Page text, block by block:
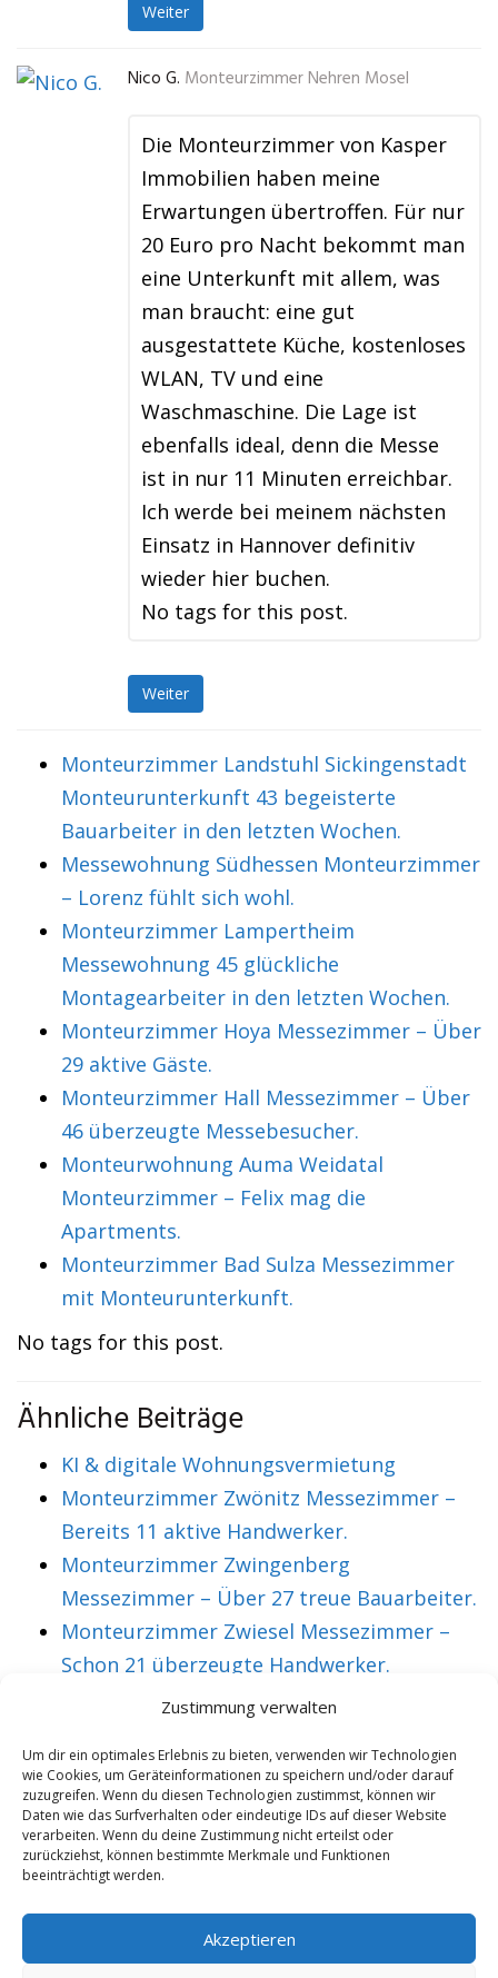
Zustimmung verwalten
Um dir ein optimales Erlebnis zu bieten, verwenden wir Technologien
wie Cookies, um Geräteinformationen zu speichern und/oder darauf
zuzugreifen. Wenn du diesen Technologien zustimmst, können wir
Daten wie das Surfverhalten oder eindeutige IDs auf dieser Website
verarbeiten. Wenn du deine Zustimmung nicht erteilst oder
zurückziehst, können bestimmte Merkmale und Funktionen
beeinträchtigt werden.
Akzeptieren
Weiter
Nico G. Monteurzimmer Nehren Mosel
Die Monteurzimmer von Kasper
Immobilien haben meine
Erwartungen übertroffen. Für nur
20 Euro pro Nacht bekommt man
eine Unterkunft mit allem, was
man braucht: eine gut
ausgestattete Küche, kostenloses
WLAN, TV und eine
Waschmaschine. Die Lage ist
ebenfalls ideal, denn die Messe
ist in nur 11 Minuten erreichbar.
Ich werde bei meinem nächsten
Einsatz in Hannover definitiv
wieder hier buchen.
No tags for this post.
Weiter
Monteurzimmer Landstuhl Sickingenstadt
Monteurunterkunft 43 begeisterte
Bauarbeiter in den letzten Wochen.
Messewohnung Südhessen Monteurzimmer
– Lorenz fühlt sich wohl.
Monteurzimmer Lampertheim
Messewohnung 45 glückliche
Montagearbeiter in den letzten Wochen.
Monteurzimmer Hoya Messezimmer – Über
29 aktive Gäste.
Monteurzimmer Hall Messezimmer – Über
46 überzeugte Messebesucher.
Monteurwohnung Auma Weidatal
Monteurzimmer – Felix mag die
Apartments.
Monteurzimmer Bad Sulza Messezimmer
mit Monteurunterkunft.
No tags for this post.
Ähnliche Beiträge
KI & digitale Wohnungsvermietung
Monteurzimmer Zwönitz Messezimmer –
Bereits 11 aktive Handwerker.
Monteurzimmer Zwingenberg
Messezimmer – Über 27 treue Bauarbeiter.
Monteurzimmer Zwiesel Messezimmer –
Schon 21 überzeugte Handwerker.
Monteurzimmer Zwickau Messezimmer –
VORHERIGER ARTIKEL
Monteurzimmer
Hannover für
Techniker aus
NÄCHSTER ARTIKEL
Messezimmer
Monteurzimmer
inkl. W-Lan & Küche.